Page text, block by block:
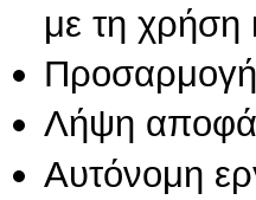
με τη χρήση
Προσαρμογή
Λήψη
Αυτόνομη